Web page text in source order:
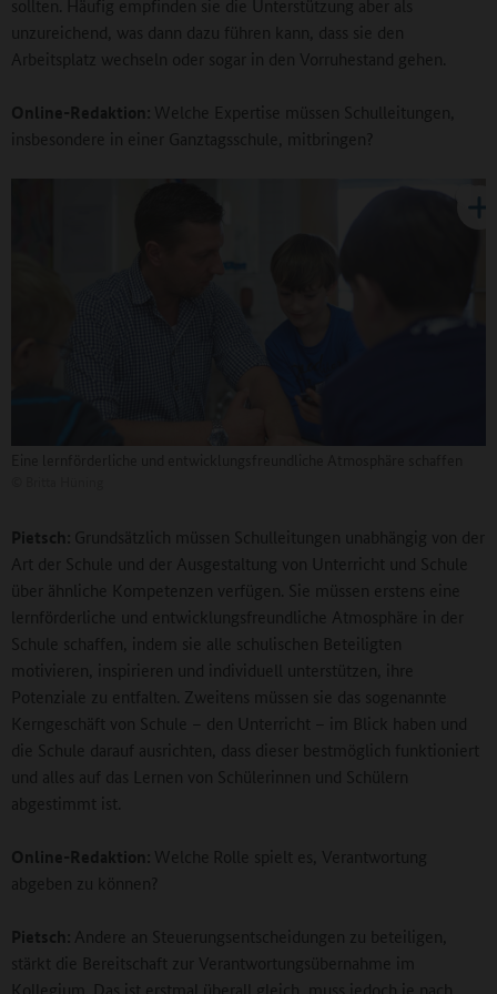
sollten. Häufig empfinden sie die Unterstützung aber als
unzureichend, was dann dazu führen kann, dass sie den
Arbeitsplatz wechseln oder sogar in den Vorruhestand gehen.
Online-Redaktion: Welche Expertise müssen Schulleitungen,
insbesondere in einer Ganztagsschule, mitbringen?
Pietsch: Grundsätzlich müssen Schulleitungen unabhängig von der
Art der Schule und der Ausgestaltung von Unterricht und Schule
über ähnliche Kompetenzen verfügen. Sie müssen erstens eine
lernförderliche und entwicklungsfreundliche Atmosphäre in der
Schule schaffen, indem sie alle schulischen Beteiligten
motivieren, inspirieren und individuell unterstützen, ihre
Potenziale zu entfalten. Zweitens müssen sie das sogenannte
Kerngeschäft von Schule – den Unterricht – im Blick haben und
die Schule darauf ausrichten, dass dieser bestmöglich funktioniert
und alles auf das Lernen von Schülerinnen und Schülern
abgestimmt ist.
Online-Redaktion: Welche Rolle spielt es, Verantwortung
abgeben zu können?
Pietsch: Andere an Steuerungsentscheidungen zu beteiligen,
stärkt die Bereitschaft zur Verantwortungsübernahme im
Kollegium. Das ist erstmal überall gleich, muss jedoch je nach